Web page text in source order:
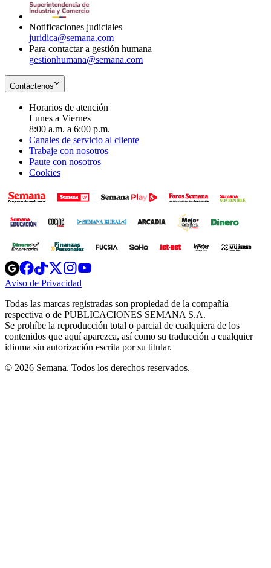
Notificaciones judiciales
juridica@semana.com
Para contactar a gestión humana
gestionhumana@semana.com
Contáctenos
Horarios de atención
Lunes a Viernes
8:00 a.m. a 6:00 p.m.
Canales de servicio al cliente
Trabaje con nosotros
Paute con nosotros
Cookies
Opens
in
new
Opens
in
new
Opens
in
new
window
Opens
new
windowwindow
Aviso de Privacidad
new
window
Todas las marcas registradas son propiedad de la compañía
respectiva o de PUBLICACIONES SEMANA S.A.
Se prohíbe la reproducción total o parcial de cualquiera de los
contenidos que aquí aparezca, así como su traducción a cualquier
idioma sin autorización escrita por su titular.
© 2026 Semana. Todos los derechos reservados.